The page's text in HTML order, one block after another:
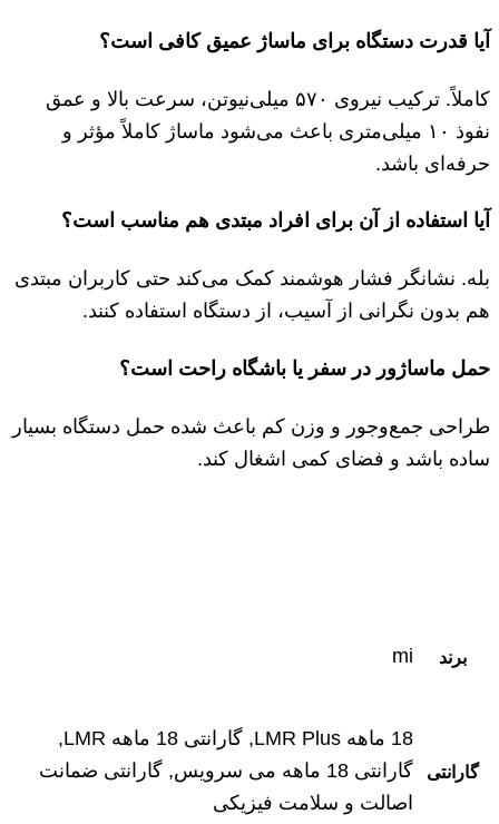
آیا قدرت دستگاه برای ماساژ عمیق کافی است؟
کاملاً. ترکیب نیروی ۵۷۰ میلی‌نیوتن، سرعت بالا و عمق
نفوذ ۱۰ میلی‌متری باعث می‌شود ماساژ کاملاً مؤثر و
حرفه‌ای باشد.
آیا استفاده از آن برای افراد مبتدی هم مناسب است؟
بله. نشانگر فشار هوشمند کمک می‌کند حتی کاربران مبتدی
هم بدون نگرانی از آسیب، از دستگاه استفاده کنند.
حمل ماساژور در سفر یا باشگاه راحت است؟
طراحی جمع‌وجور و وزن کم باعث شده حمل دستگاه بسیار
ساده باشد و فضای کمی اشغال کند.
برند mi
گارانتی
18 ماهه LMR Plus, گارانتی 18 ماهه LMR,
گارانتی 18 ماهه می سرویس, گارانتی ضمانت
اصالت و سلامت فیزیکی